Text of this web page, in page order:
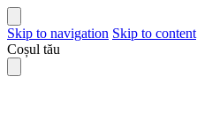
Skip to navigation Skip to content
Coșul tău